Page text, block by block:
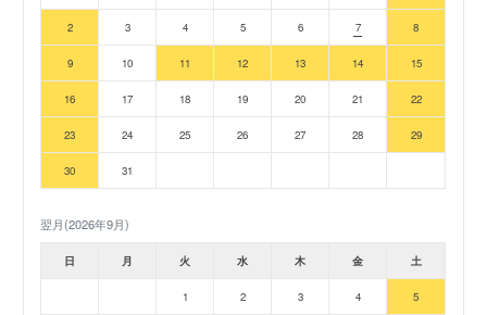
2 3 4 5 6 7 8
9 10 11 12 13 14 15
16 17 18 19 20 21 22
23 24 25 26 27 28 29
30 31
翌月(2026年9月)
日 月 火 水 木 金 土
1 2 3 4 5